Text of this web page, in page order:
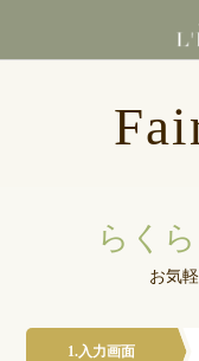
らく
お気
1.入力画面